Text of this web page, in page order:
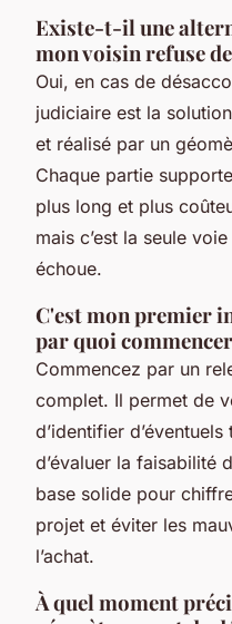
Existe-t-il une
mon voisin refuse
Oui, en cas de
judiciaire est la
et réalisé par un
Chaque partie
plus long et plus
mais c’est la seule
échoue.
C'est mon premier
par quoi
Commencez par un
complet. Il permet de
d’identifier
d’évaluer la faisabilité
base solide pour
projet et éviter les
l’achat.
À quel moment